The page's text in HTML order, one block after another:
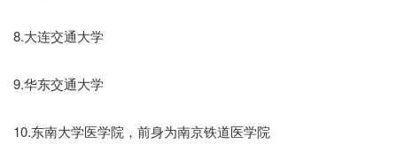
8.大连交通大学
9.华东交通大学
10.东南大学医学院，前身为南京铁道医学院